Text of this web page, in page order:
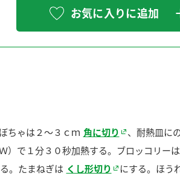
お気に入りに追加
ちゃは２～３ｃｍ 角に切り
、耐熱皿に
）で１分３０秒加熱する。ブロッコリー
。たまねぎは くし形切り
にする。ほう